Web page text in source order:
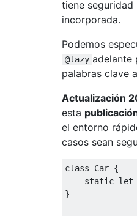
tiene
incorporada.
Podemos
@lazy adelante
palabras clave
Actualización
esta
el entorno
casos sean
class Car {
static let
}